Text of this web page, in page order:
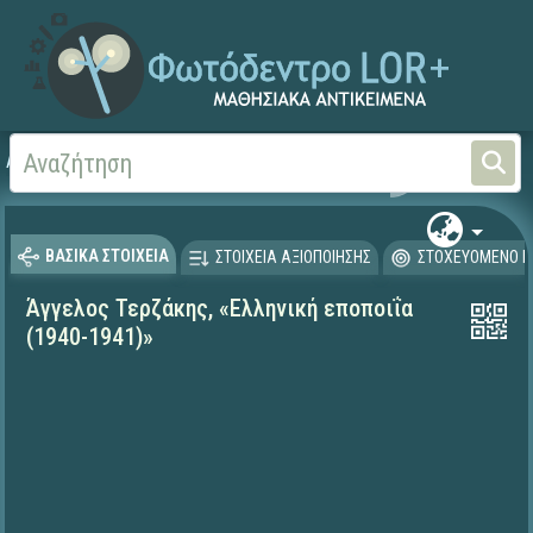
Αρχική Γλώσσα και Λογοτεχνία
ΒΑΣΙΚΑ ΣΤΟΙΧΕΙΑ ΣΤΟΙΧΕΙΑ ΑΞΙΟΠΟΙΗΣΗΣ ΣΤΟΧΕΥΟΜΕΝΟ
Άγγελος Τερζάκης, «Ελληνική εποποιΐα
(1940-1941)»